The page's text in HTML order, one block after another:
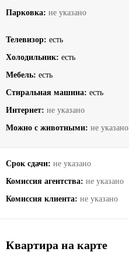
Парковка: не указано
Телевизор: есть
Холодильник: есть
Мебель: есть
Стиральная машина: есть
Интернет: не указано
Можно с животными: не указано
Срок сдачи: не указано
Комиссия агентства: не указано
Комиссия клиента: не указано
Квартира на карте